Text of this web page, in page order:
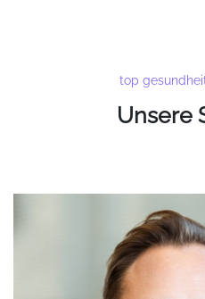
top
Unsere